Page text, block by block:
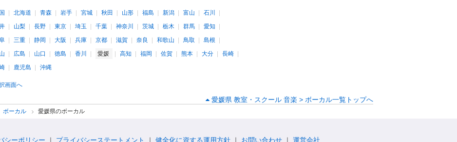
北海道 青森 岩手 宮城 秋田 山形 福島 新潟 富山
石川
山梨 長野 東京 埼玉 千葉 神奈川 茨城 栃木 群馬
愛知
三重 静岡 大阪 兵庫 京都 滋賀 奈良 和歌山 鳥取
島根
広島 山口 徳島 香川 愛媛 高知 福岡 佐賀 熊本 大分
長崎
鹿児島 沖縄
画面へ
愛媛県 教室・スクール 音楽 > ボーカル一覧トップへ
ボーカル 愛媛県のボーカル
シーポリシー プライバシーステートメント 健全化に資する運用方針 お問い合わせ 運営会社